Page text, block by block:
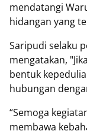
mendatangi
hidangan yang
Saripudi selaku
mengatakan,
bentuk
hubungan
“Semoga
membawa